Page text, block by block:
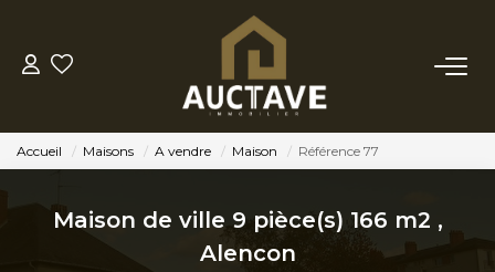
ACHETER
ESTIMER
BIENS VENDUS
Accueil Maisons A vendre Maison Référence 77
Maison de ville 9 pièce(s) 166 m2 ,
Alencon